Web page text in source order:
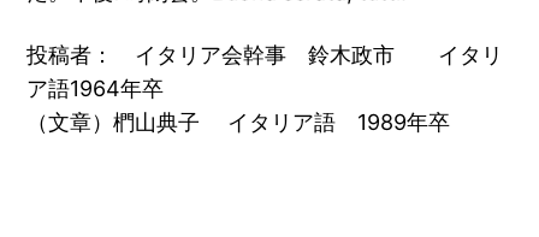
投稿者： イタリア会幹事 鈴木政市 イタリ
ア語1964年卒
（文章）椚山典子 イタリア語 1989年卒